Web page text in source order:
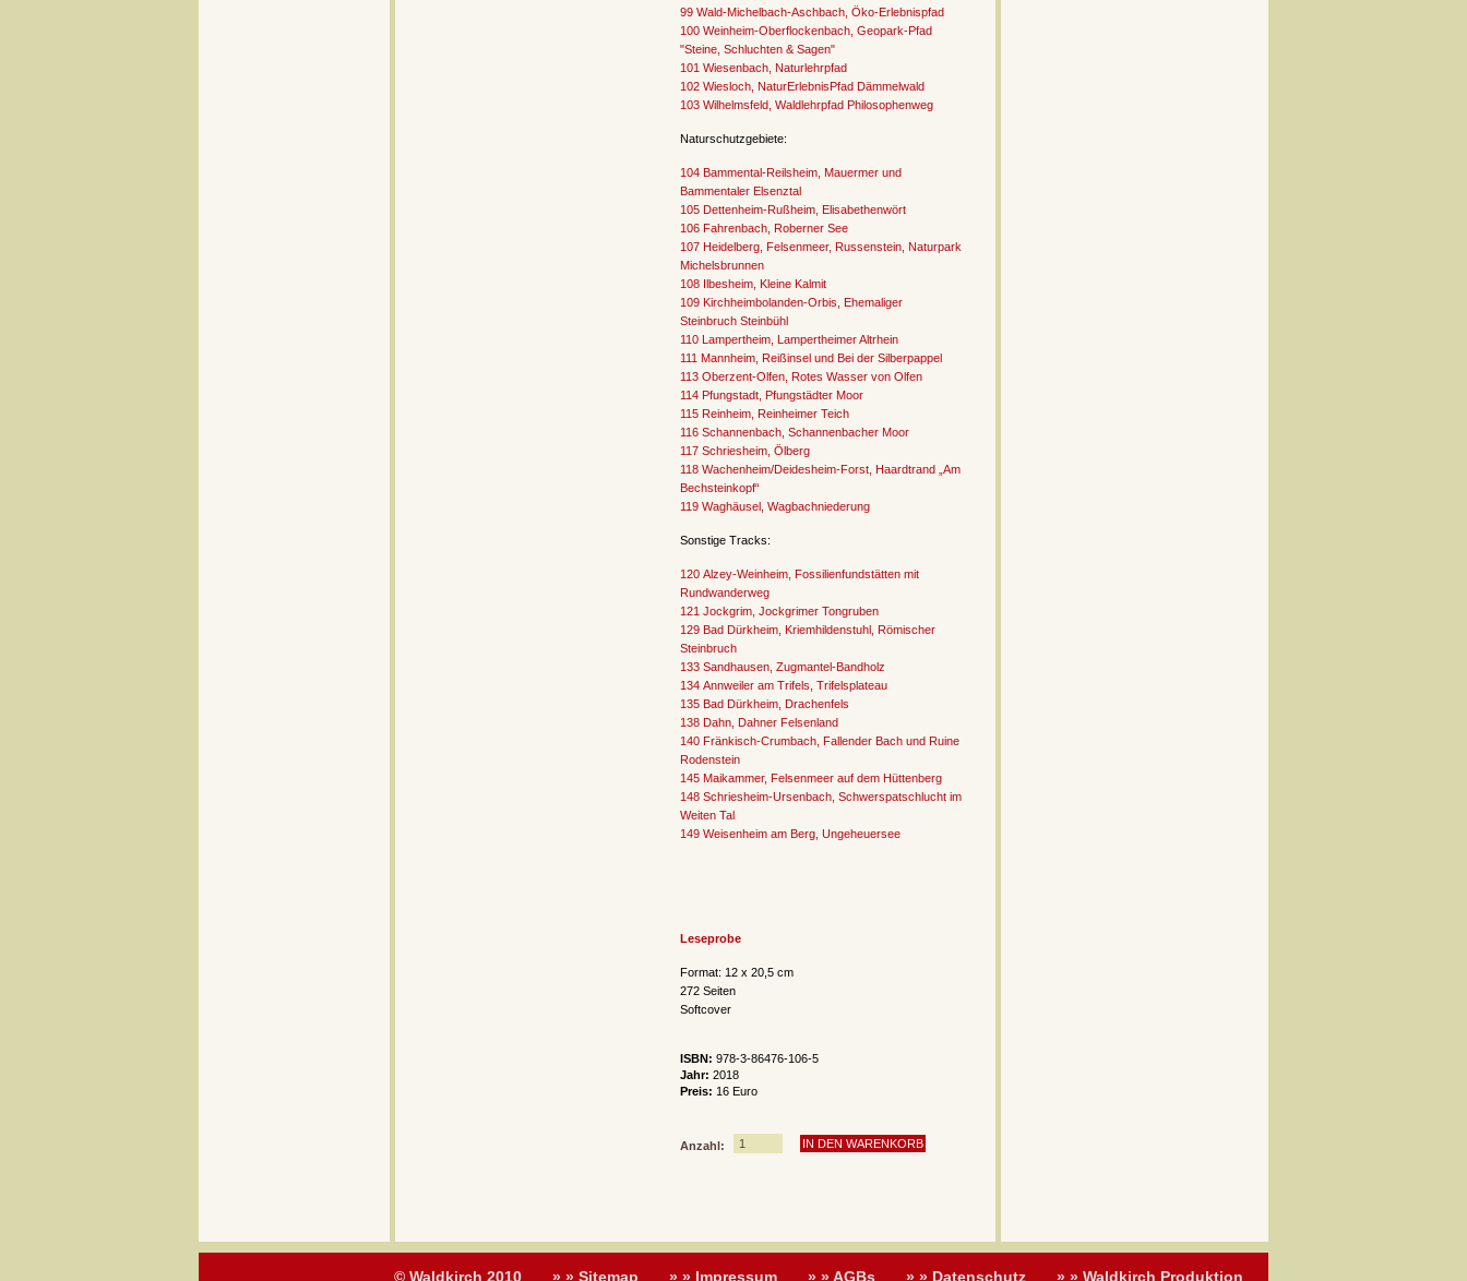
99 Wald-Michelbach-Aschbach, Öko-Erlebnispfad
100 Weinheim-Oberflockenbach, Geopark-Pfad
"Steine, Schluchten & Sagen"
101 Wiesenbach, Naturlehrpfad
102 Wiesloch, NaturErlebnisPfad Dämmelwald
103 Wilhelmsfeld, Waldlehrpfad Philosophenweg
Naturschutzgebiete:
104 Bammental-Reilsheim, Mauermer und
Bammentaler Elsenztal
105 Dettenheim-Rußheim, Elisabethenwört
106 Fahrenbach, Roberner See
107 Heidelberg, Felsenmeer, Russenstein, Naturpark
Michelsbrunnen
108 Ilbesheim, Kleine Kalmit
109 Kirchheimbolanden-Orbis, Ehemaliger
Steinbruch Steinbühl
110 Lampertheim, Lampertheimer Altrhein
111 Mannheim, Reißinsel und Bei der Silberpappel
113 Oberzent-Olfen, Rotes Wasser von Olfen
114 Pfungstadt, Pfungstädter Moor
115 Reinheim, Reinheimer Teich
116 Schannenbach, Schannenbacher Moor
117 Schriesheim, Ölberg
118 Wachenheim/Deidesheim-Forst, Haardtrand „Am
Bechsteinkopf“
119 Waghäusel, Wagbachniederung
Sonstige Tracks:
120 Alzey-Weinheim, Fossilienfundstätten mit
Rundwanderweg
121 Jockgrim, Jockgrimer Tongruben
129 Bad Dürkheim, Kriemhildenstuhl, Römischer
Steinbruch
133 Sandhausen, Zugmantel-Bandholz
134 Annweiler am Trifels, Trifelsplateau
135 Bad Dürkheim, Drachenfels
138 Dahn, Dahner Felsenland
140 Fränkisch-Crumbach, Fallender Bach und Ruine
Rodenstein
145 Maikammer, Felsenmeer auf dem Hüttenberg
148 Schriesheim-Ursenbach, Schwerspatschlucht im
Weiten Tal
149 Weisenheim am Berg, Ungeheuersee
Leseprobe
Format: 12 x 20,5 cm
272 Seiten
Softcover
ISBN: 978-3-86476-106-5
Jahr: 2018
Preis: 16 Euro
Anzahl:
© Waldkirch 2010 » » Sitemap » » Impressum » » AGBs » » Datenschutz » » Waldkirch Produktion